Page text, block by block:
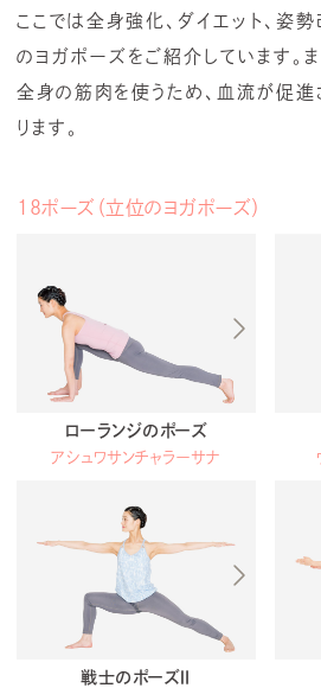
ここでは全身強化、ダイエット、姿
のヨガポーズをご紹介しています。
全身の筋肉を使うため、血流が促進
ります。
18ポーズ（立位のヨガポーズ）
ローランジのポーズ
アシュワサンチャラーサナ
戦士のポーズⅡ